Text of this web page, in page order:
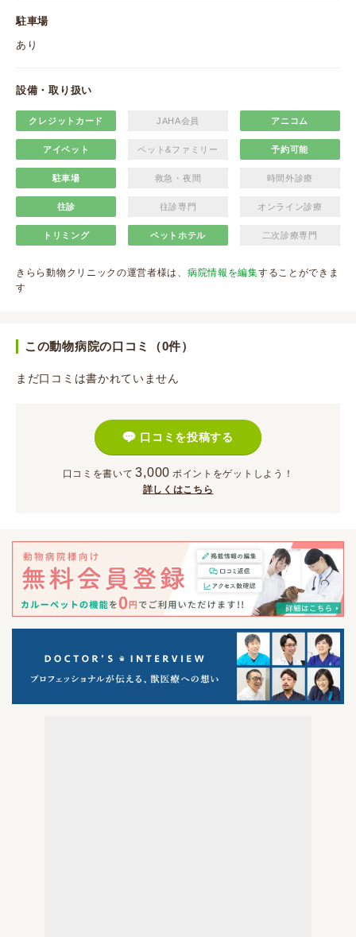
駐車場
あり
設備・取り扱い
クレジットカード JAHA会員 アニコム
アイペット ペット&ファミリー 予約可能
駐車場 救急・夜間 時間外診療
往診 往診専門 オンライン診療
トリミング ペットホテル 二次診療専門
きらら動物クリニックの運営者様は、 病院情報を編集することができま
す
この動物病院の口コミ（0件）
まだ口コミは書かれていません
口コミを投稿する
口コミを書いて 3,000 ポイント をゲットしよう！
詳しくはこちら